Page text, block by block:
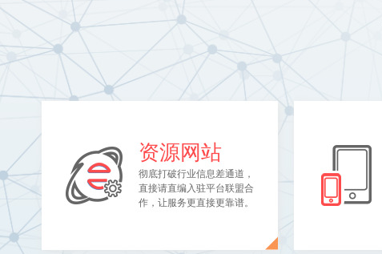
资源网站
彻底打破行业信息差通道，
直接请直编入驻平台联盟合
作，让服务更直接更靠谱。